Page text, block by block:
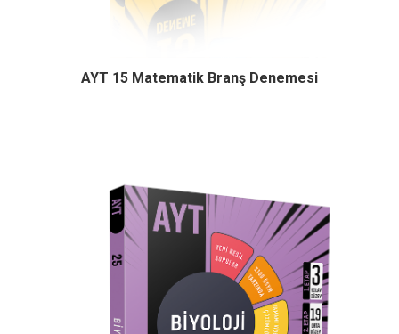
AYT 15 Matematik Branş Denemesi